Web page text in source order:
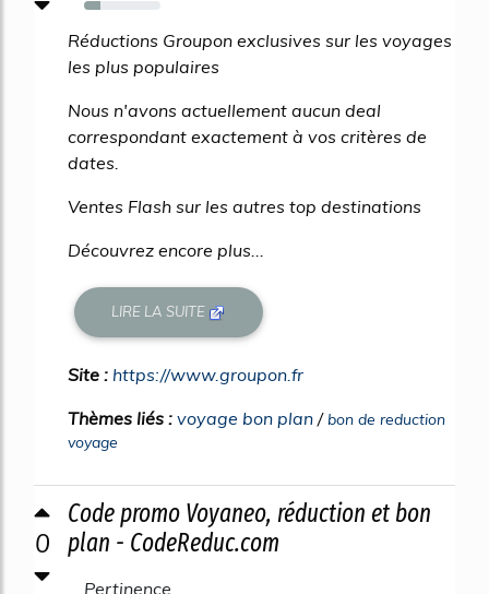
22%
Réductions Groupon exclusives sur les voyages
les plus populaires
Nous n'avons actuellement aucun deal
correspondant exactement à vos critères de
dates.
Ventes Flash sur les autres top destinations
Découvrez encore plus...
LIRE LA SUITE
Site : https://www.groupon.fr
Thèmes liés : voyage bon plan /bon de reduction
voyage
0
Code promo Voyaneo, réduction et bon
plan - CodeReduc.com
Pertinence